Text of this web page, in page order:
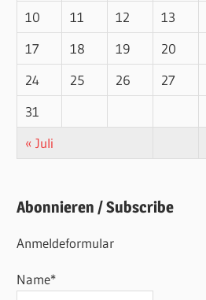
10
11 12 13
17
18 19 20
24
25 26 27
31
« Juli
Abonnieren / Subscribe
Anmeldeformular
Name*